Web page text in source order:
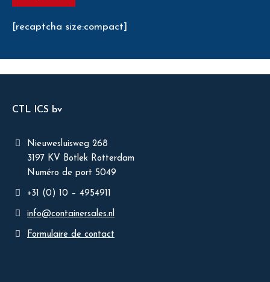
[recaptcha size:compact]
CTL ICS bv
Nieuwesluisweg 268
3197 KV Botlek Rotterdam
Numéro de port 5049
+31 (0) 10 – 4954911
info@containersales.nl
Formulaire de contact